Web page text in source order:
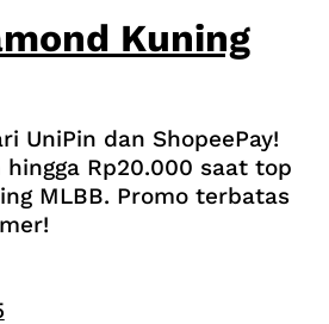
Kuning
UniPin dan ShopeePay!
Rp20.000 saat top
MLBB. Promo terbatas